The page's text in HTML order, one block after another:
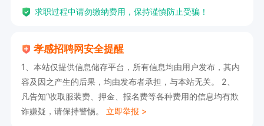
求职过程中请勿缴纳费用，保持谨慎防止受骗！
孝感招聘网安全提醒
1、本站仅提供信息储存平台，所有信息均由用户发布，其内
容及因之产生的后果，均由发布者承担，与本站无关。 2、
凡告知“收取服装费、押金、报名费等各种费用的信息均有欺
诈嫌疑，请保持警惕。 立即举报 >